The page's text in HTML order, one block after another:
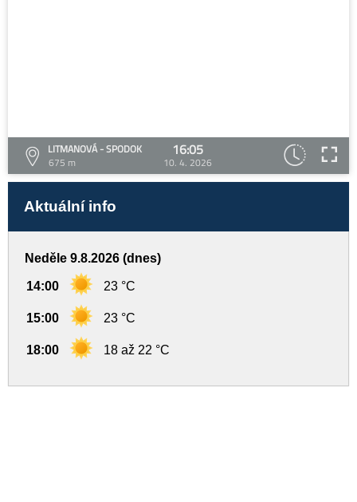
LITMANOVÁ - SPODOK
675 m
16:05
10. 4. 2026
Aktuální info
Neděle 9.8.2026 (dnes)
14:00 23 °C
15:00 23 °C
18:00 18 až 22 °C